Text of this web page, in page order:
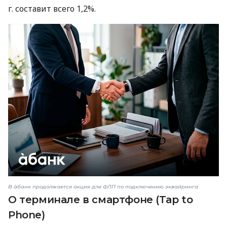
г. составит всего 1,2%.
В àбанк продолжается акция для ФЛП по подключению эквайринга
О терминале в смартфоне (Tap to
Phone)